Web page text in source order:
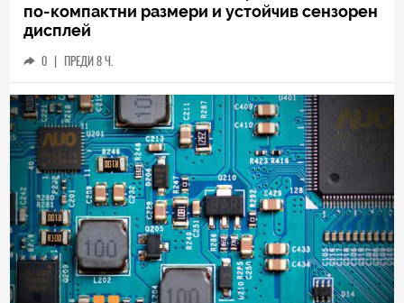
по-компактни размери и устойчив сензорен
дисплей
0 | ПРЕДИ 8 Ч.